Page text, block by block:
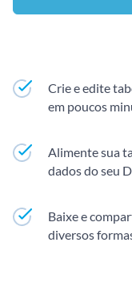
Crie e edite
em poucos
Alimente sua
dados do seu
Baixe e
diversos